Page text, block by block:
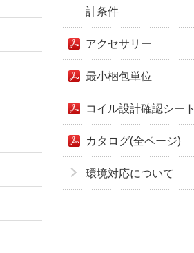
計条件
アクセサリー
最小梱包単位
コイル設計確認シート
カタログ(全ページ)
環境対応について